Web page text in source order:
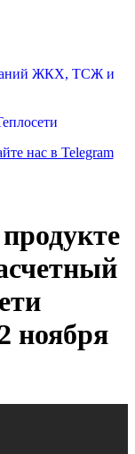
ЖКХ, ТСЖ и
нас в Telegram
ноября